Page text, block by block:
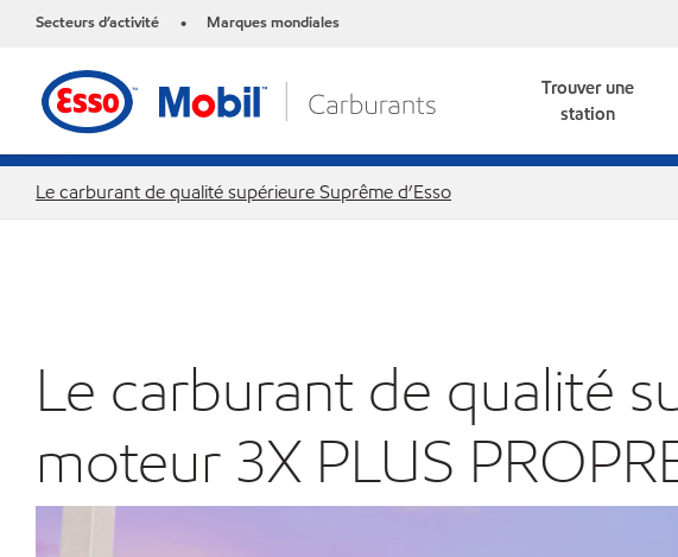
Secteurs d’activité • Marques mondiales
Trouver une
station
Le carburant de qualité supérieure Suprême d’Esso
Le carburant de qualité
moteur 3X PLUS